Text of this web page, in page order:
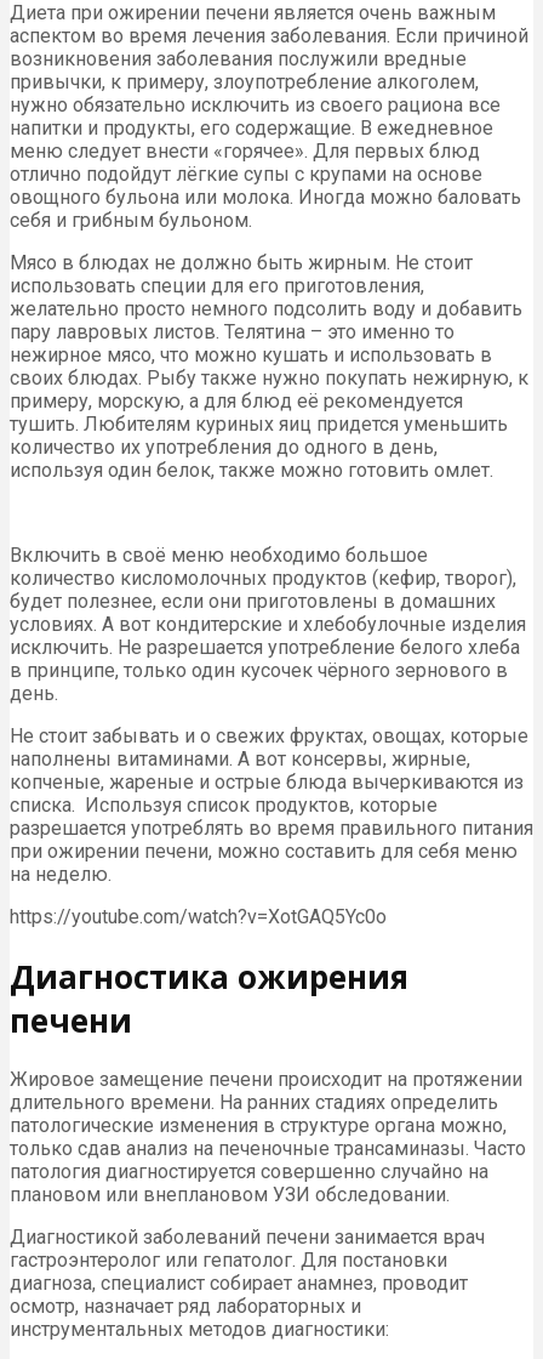
Диета при ожирении печени является очень важным
аспектом во время лечения заболевания. Если причиной
возникновения заболевания послужили вредные
привычки, к примеру, злоупотребление алкоголем,
нужно обязательно исключить из своего рациона все
напитки и продукты, его содержащие. В ежедневное
меню следует внести «горячее». Для первых блюд
отлично подойдут лёгкие супы с крупами на основе
овощного бульона или молока. Иногда можно баловать
себя и грибным бульоном.
Мясо в блюдах не должно быть жирным. Не стоит
использовать специи для его приготовления,
желательно просто немного подсолить воду и добавить
пару лавровых листов. Телятина – это именно то
нежирное мясо, что можно кушать и использовать в
своих блюдах. Рыбу также нужно покупать нежирную, к
примеру, морскую, а для блюд её рекомендуется
тушить. Любителям куриных яиц придется уменьшить
количество их употребления до одного в день,
используя один белок, также можно готовить омлет.
Включить в своё меню необходимо большое
количество кисломолочных продуктов (кефир, творог),
будет полезнее, если они приготовлены в домашних
условиях. А вот кондитерские и хлебобулочные изделия
исключить. Не разрешается употребление белого хлеба
в принципе, только один кусочек чёрного зернового в
день.
Не стоит забывать и о свежих фруктах, овощах, которые
наполнены витаминами. А вот консервы, жирные,
копченые, жареные и острые блюда вычеркиваются из
списка. Используя список продуктов, которые
разрешается употреблять во время правильного питания
при ожирении печени, можно составить для себя меню
на неделю.
https://youtube.com/watch?v=XotGAQ5Yc0o
Диагностика ожирения
печени
Жировое замещение печени происходит на протяжении
длительного времени. На ранних стадиях определить
патологические изменения в структуре органа можно,
только сдав анализ на печеночные трансаминазы. Часто
патология диагностируется совершенно случайно на
плановом или внеплановом УЗИ обследовании.
Диагностикой заболеваний печени занимается врач
гастроэнтеролог или гепатолог. Для постановки
диагноза, специалист собирает анамнез, проводит
осмотр, назначает ряд лабораторных и
инструментальных методов диагностики: